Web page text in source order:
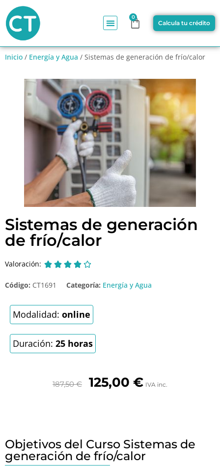
0
Calcula tu crédito
Inicio / Energía y Agua / Sistemas de generación de frío/calor
Sistemas de generación
de frío/calor
Valoración:     
Código: CT1691 Categoría: Energía y Agua
Modalidad: online
Duración: 25 horas
187,50€ 125,00 € IVA inc.
Objetivos del Curso Sistemas de
generación de frío/calor